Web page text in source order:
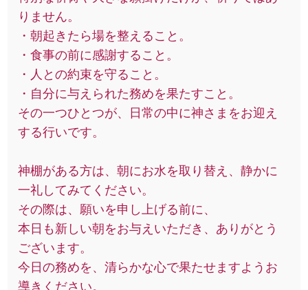
りません。
・朝起きたら場を整えること。
・食事の前に感謝すること。
・人との約束を守ること。
・自分に与えられた務めを果たすこと。
その一つひとつが、日常の中に神さまをお迎え
する行いです。
神棚がある方は、朝にお水を取り替え、静かに
一礼してみてください。
その際は、願いを申し上げる前に、
本日も新しい朝をお与えいただき、ありがとう
ございます。
今日の務めを、清らかな心で果たせますようお
導きください。